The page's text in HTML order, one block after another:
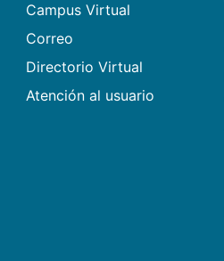
Campus Virtual
Correo
Directorio Virtual
Atención al usuario